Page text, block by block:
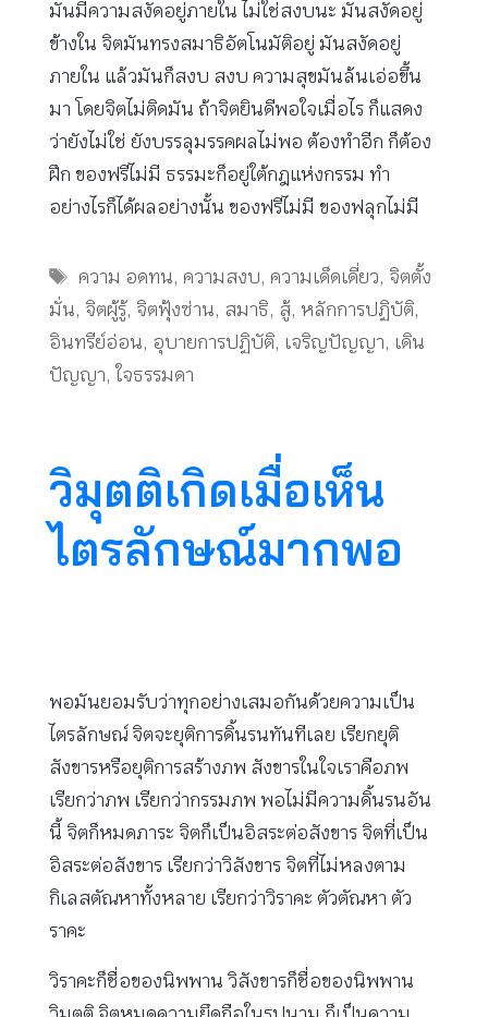
มันมีความสงัดอยู่ภายใน ไม่ใช่สงบนะ มันสงัดอยู่
ข้างใน จิตมันทรงสมาธิอัตโนมัติอยู่ มันสงัดอยู่
ภายใน แล้วมันก็สงบ สงบ ความสุขมันล้นเอ่อขึ้น
มา โดยจิตไม่ติดมัน ถ้าจิตยินดีพอใจเมื่อไร ก็แสดง
ว่ายังไม่ใช่ ยังบรรลุมรรคผลไม่พอ ต้องทำอีก ก็ต้อง
ฝึก ของฟรีไม่มี ธรรมะก็อยู่ใต้กฎแห่งกรรม ทำ
อย่างไรก็ได้ผลอย่างนั้น ของฟรีไม่มี ของฟลุกไม่มี
Tags
ความ อดทน,ความสงบ,ความเด็ดเดี่ยว, จิตตั้ง
มั่น, จิตผู้รู้, จิตฟุ้งซ่าน, สมาธิ, สู้, หลักการปฏิบัติ,
อินทรีย์อ่อน, อุบายการปฏิบัติ, เจริญปัญญา, เดิน
ปัญญา, ใจธรรมดา
วิมุตติเกิดเมื่อเห็น
ไตรลักษณ์มากพอ
พอมันยอมรับว่าทุกอย่างเสมอกันด้วยความเป็น
ไตรลักษณ์ จิตจะยุติการดิ้นรนทันทีเลย เรียกยุติ
สังขารหรือยุติการสร้างภพ สังขารในใจเราคือภพ
เรียกว่าภพ เรียกว่ากรรมภพ พอไม่มีความดิ้นรนอัน
นี้ จิตก็หมดภาระ จิตก็เป็นอิสระต่อสังขาร จิตที่เป็น
อิสระต่อสังขาร เรียกว่าวิสังขาร จิตที่ไม่หลงตาม
กิเลสตัณหาทั้งหลาย เรียกว่าวิราคะ ตัวตัณหา ตัว
ราคะ
วิราคะก็ชื่อของนิพพาน วิสังขารก็ชื่อของนิพพาน